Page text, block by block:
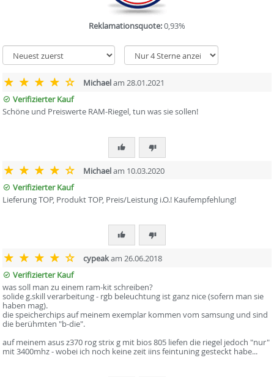
Reklamationsquote:0,93%
Michaelam 28.01.2021
Verifizierter Kauf
Schöne und Preiswerte RAM-Riegel, tun was sie sollen!
Michaelam 10.03.2020
Verifizierter Kauf
Lieferung TOP, Produkt TOP, Preis/Leistung i.O.! Kaufempfehlung!
cypeakam 26.06.2018
Verifizierter Kauf
was soll man zu einem ram-kit schreiben?
solide g.skill verarbeitung - rgb beleuchtung ist ganz nice (sofern man sie
haben mag).
die speicherchips auf meinem exemplar kommen vom samsung und sind
die berühmten "b-die".
auf meinem asus z370 rog strix g mit bios 805 liefen die riegel jedoch "nur"
mit 3400mhz - wobei ich noch keine zeit iins feintuning gesteckt habe...